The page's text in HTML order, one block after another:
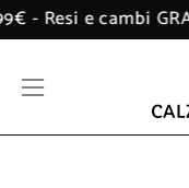
Salta
al
- Resi e cambi
Apri
menu